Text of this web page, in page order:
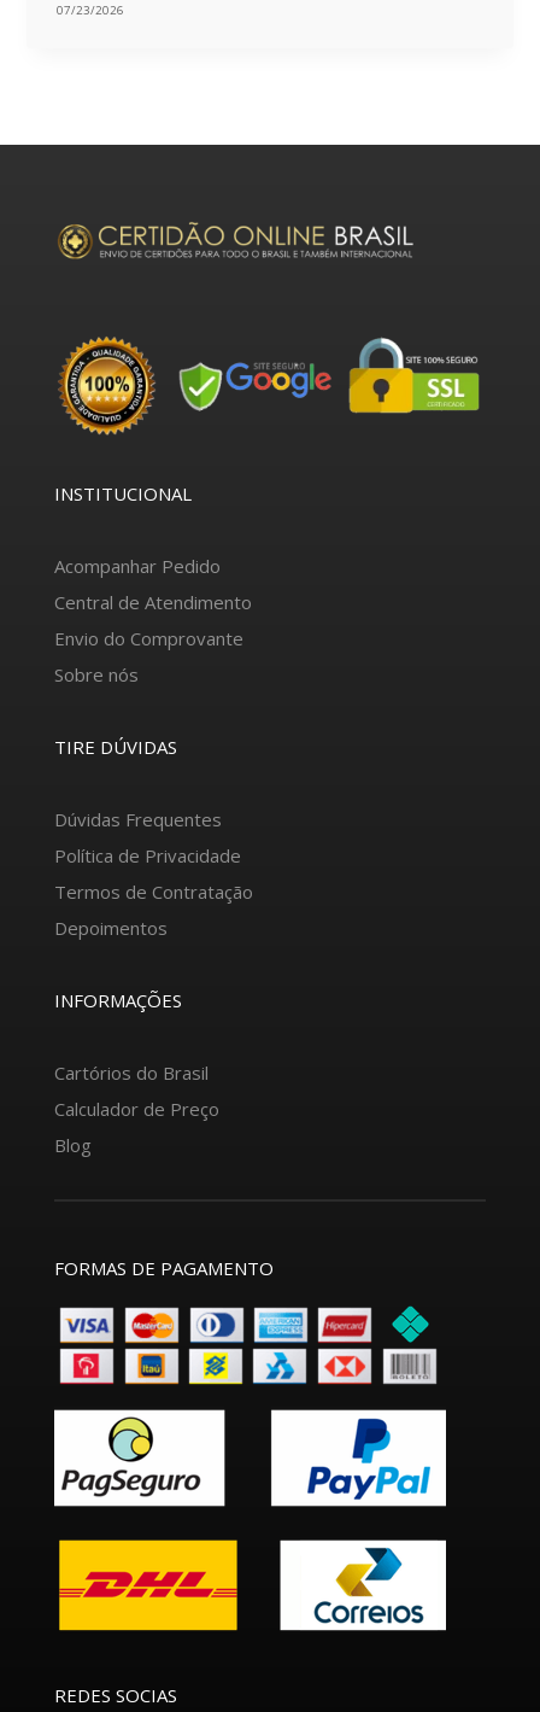
07/23/2026
INSTITUCIONAL
Acompanhar Pedido
Central de Atendimento
Envio do Comprovante
Sobre nós
TIRE DÚVIDAS
Dúvidas Frequentes
Política de Privacidade
Termos de Contratação
Depoimentos
INFORMAÇÕES
Cartórios do Brasil
Calculador de Preço
Blog
FORMAS DE PAGAMENTO
REDES SOCIAS